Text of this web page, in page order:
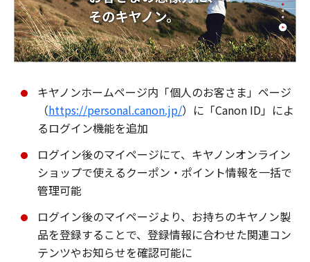
キヤノンホームページ内「個人のお客さま」ページ
（https://personal.canon.jp/）に「Canon ID」によ
るログイン機能を追加
ログイン後のマイページにて、キヤノンオンライン
ショップで使えるクーポン・ポイント情報を一括で
管理可能
ログイン後のマイページより、お持ちのキヤノン製
品を登録することで、登録情報に合わせた関連コン
テンツやお知らせを確認可能に